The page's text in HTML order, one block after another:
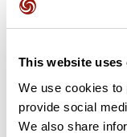
This website uses
We use cookies to
provide social
We also share